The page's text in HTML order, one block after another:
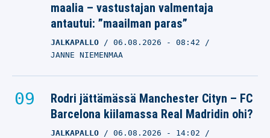
maalia – vastustajan valmentaja
antautui: ”maailman paras”
JALKAPALLO 06.08.2026 - 08:42
JANNE NIEMENMAA
Rodri jättämässä Manchester Cityn – FC
Barcelona kiilamassa Real Madridin ohi?
JALKAPALLO 06.08.2026 - 14:02